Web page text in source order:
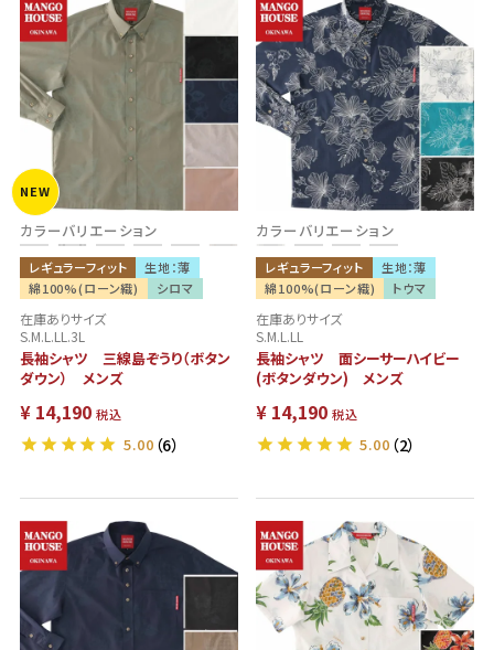
カラーバリエーション
レギュラーフィット
生地：薄
綿100%(ローン織)
シロマ
NEW
在庫ありサイズ
S.M.L.LL.3L
長袖シャツ 三線島ぞうり（ボタン
ダウン） メンズ
¥ 14,190 税込
5.00 （6）
カラーバリエーション
レギュラーフィット
生地：薄
綿100%(ローン織)
トウマ
在庫ありサイズ
S.M.L.LL
長袖シャツ 面シーサーハイビー
(ボタンダウン) メンズ
¥ 14,190 税込
5.00 （2）